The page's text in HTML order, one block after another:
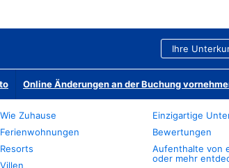
Ihre
Online Änderungen an der Buchung
Wie Zuhause
Ferienwohnungen
Resorts
Villen
Einzigartige
Bewertungen
Aufenthalte von
oder mehr